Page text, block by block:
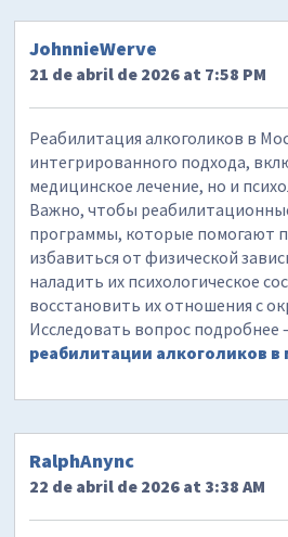
JohnnieWerve
21 de abril de 2026 at 7:58 PM
Реабилитация алкоголиков в
интегрированного подхода,
медицинское лечение, но и
Важно, чтобы
программы, которые помогают
избавиться от физической
наладить их психологическое
восстановить их отношения с
Исследовать вопрос подробнее
реабилитации алкоголиков в
RalphAnync
22 de abril de 2026 at 3:38 AM